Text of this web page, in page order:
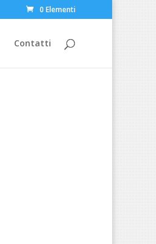
0 Elementi
Contatti